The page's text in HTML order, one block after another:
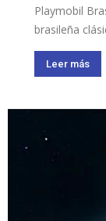
Playmobil
brasileña
Leer más